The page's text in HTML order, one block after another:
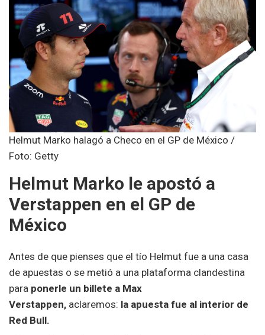
Helmut Marko halagó a Checo en el GP de México /
Foto: Getty
Helmut Marko le apostó a
Verstappen en el GP de
México
Antes de que pienses que el tío Helmut fue a una casa
de apuestas o se metió a una plataforma clandestina
para ponerle un billete a Max
Verstappen, aclaremos: la apuesta fue al interior de
Red Bull.